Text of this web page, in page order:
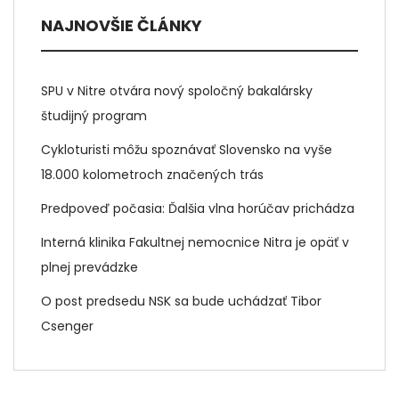
NAJNOVŠIE ČLÁNKY
SPU v Nitre otvára nový spoločný bakalársky
študijný program
Cykloturisti môžu spoznávať Slovensko na vyše
18.000 kolometroch značených trás
Predpoveď počasia: Ďalšia vlna horúčav prichádza
Interná klinika Fakultnej nemocnice Nitra je opäť v
plnej prevádzke
O post predsedu NSK sa bude uchádzať Tibor
Csenger